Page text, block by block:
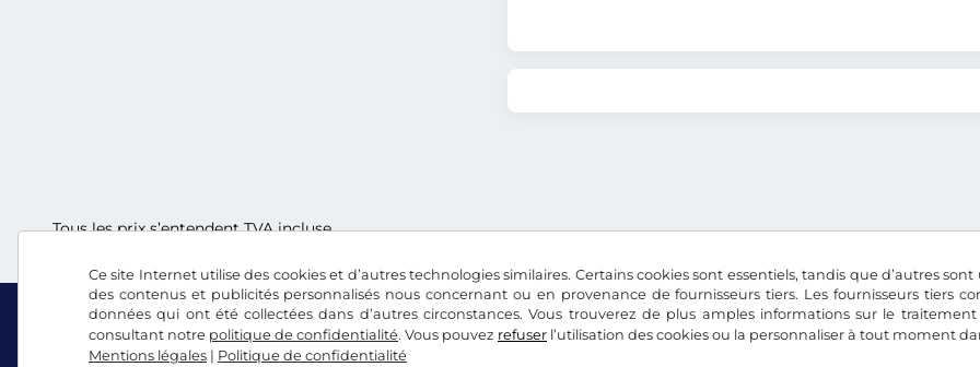
Ce site Internet utilise des cookies et d’autres technologies similaires. Certains cookies sont essentiels, tandis que d’autres
des contenus et publicités personnalisés nous concernant ou en provenance de fournisseurs tiers. Les fournisseurs tiers
données qui ont été collectées dans d’autres circonstances. Vous trouverez de plus amples informations sur le
consultant notre politique de confidentialité. Vous pouvez refuser l’utilisation des cookies ou la personnaliser à tout moment
Mentions légales | Politique de confidentialité
Tous les prix s’entendent TVA incluse.